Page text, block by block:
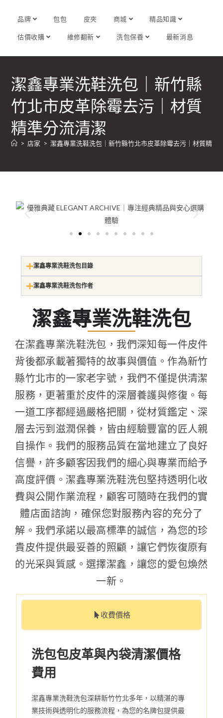
品牌 包包 皮夾 商城 精品知識
估價收購 維修翻新 洗包保養 最新消息
潔鑫專業洗鞋洗包｜新竹縣
竹北市皮革除霉去污｜材質
精準分流清潔
> 店家 > 潔鑫專業洗鞋洗包｜新竹縣竹北市皮革除霉去污｜材質精準
潔鑫專業洗鞋洗包目錄
潔鑫專業洗鞋洗包作者
潔鑫專業洗鞋洗包
在潔鑫專業洗鞋洗包，我們深知每一件皮件
背後都承載著獨特的故事與價值。作為新竹
縣竹北市的一家老字號，我們不僅提供清潔
服務，更著重於皮件的深層養護與修復。每
一道工序都經過嚴格把關，從材質鑑定、深
層去污到滋潤保養，皆由經驗豐富的匠人親
自操作。我們的服務品質在當地建立了良好
信譽，許多顧客因我們的細心與專業而給予
高度評價。潔鑫專業洗鞋洗包堅持透明化收
費與公開作業流程，顧客可隨時在我們的實
體店面諮詢，確保您對服務內容的充分了
解。我們承諾以最高標準的誠信，為您的珍
貴皮件提供最妥善的照顧，讓它們恢復原有
的光采與質感。選擇潔鑫，讓您的愛包煥然
一新。
收費價格
洗包包皮革與內袋清潔價格
費用
潔鑫專業洗鞋洗包深耕新竹竹北多年，以精湛的專
業技術與透明化的服務流程，為您的名牌包提供最